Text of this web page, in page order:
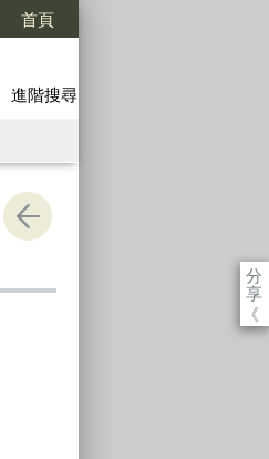
首頁
進階搜尋
分
享
《